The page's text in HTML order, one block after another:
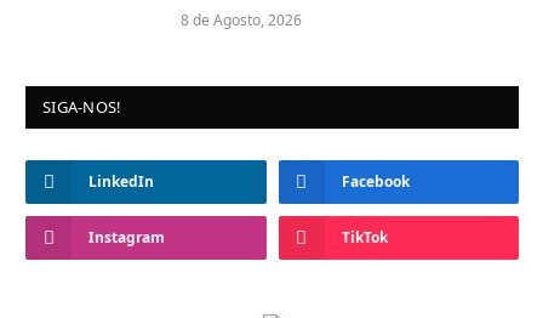
8 de Agosto, 2026
SIGA-NOS!
LinkedIn Facebook
Instagram TikTok